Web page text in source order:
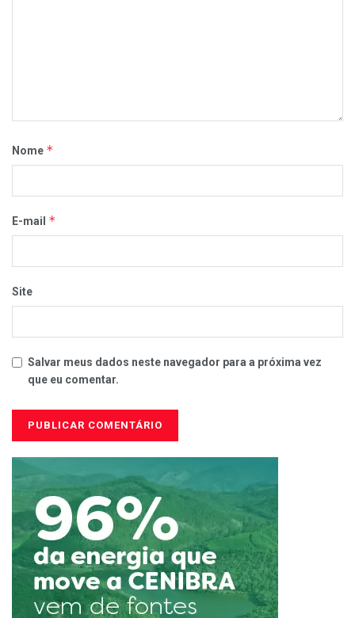
Nome *
E-mail *
Site
Salvar meus dados neste navegador para a próxima vez
que eu comentar.